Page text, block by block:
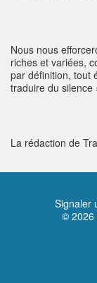
Nous nous
riches et variées,
par définition, tout
traduire du silence
La rédaction de
Signaler
© 2026